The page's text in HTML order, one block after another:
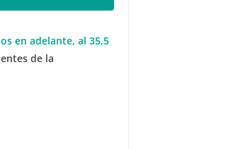
en adelante, al 35,5
de la